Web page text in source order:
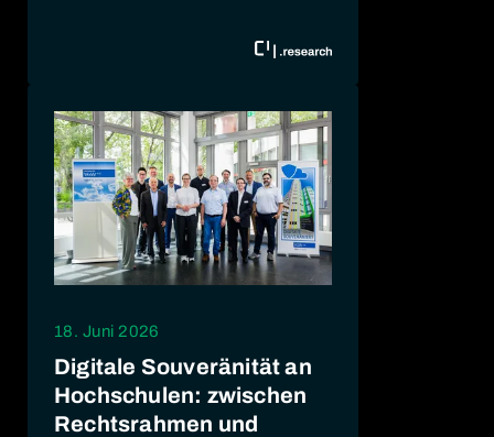
18. Juni 2026
Digitale Souveränität an
Hochschulen: zwischen
Rechtsrahmen und